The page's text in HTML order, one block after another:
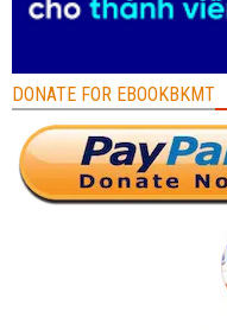
DONATE FOR EBOOKBKMT